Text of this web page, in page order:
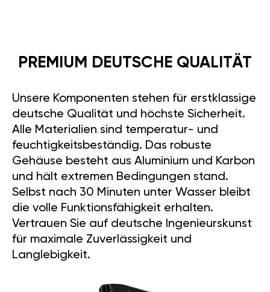
PREMIUM DEUTSCHE QUALITÄT
Unsere Komponenten stehen für erstklassige
deutsche Qualität und höchste Sicherheit.
Alle Materialien sind temperatur- und
feuchtigkeitsbeständig. Das robuste
Gehäuse besteht aus Aluminium und Karbon
und hält extremen Bedingungen stand.
Selbst nach 30 Minuten unter Wasser bleibt
die volle Funktionsfähigkeit erhalten.
Vertrauen Sie auf deutsche Ingenieurskunst
für maximale Zuverlässigkeit und
Langlebigkeit.